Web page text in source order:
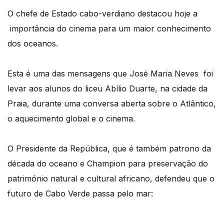
O chefe de Estado cabo-verdiano destacou hoje a
importância do cinema para um maior conhecimento
dos oceanos.
Esta é uma das mensagens que José Maria Neves foi
levar aos alunos do liceu Abílio Duarte, na cidade da
Praia, durante uma conversa aberta sobre o Atlântico,
o aquecimento global e o cinema.
O Presidente da República, que é também patrono da
década do oceano e Champion para preservação do
património natural e cultural africano, defendeu que o
futuro de Cabo Verde passa pelo mar: